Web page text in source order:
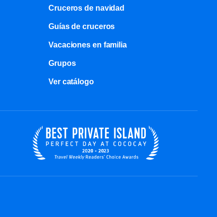
Cruceros de navidad
Guías de cruceros
Vacaciones en familia
Grupos
Ver catálogo